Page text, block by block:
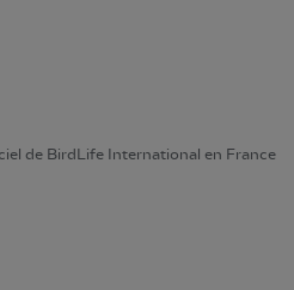
de BirdLife International en France